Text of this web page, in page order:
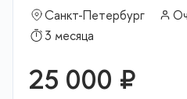
Санкт-Петербург
3 месяца
25 000 ₽